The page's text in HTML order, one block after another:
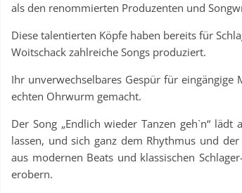
als den renommierten Produzenten und
Diese talentierten Köpfe haben bereits für
Woitschack zahlreiche Songs produziert.
Ihr unverwechselbares Gespür für
echten Ohrwurm gemacht.
Der Song „Endlich wieder Tanzen geh`n“
lassen, und sich ganz dem Rhythmus und
aus modernen Beats und klassischen
erobern.